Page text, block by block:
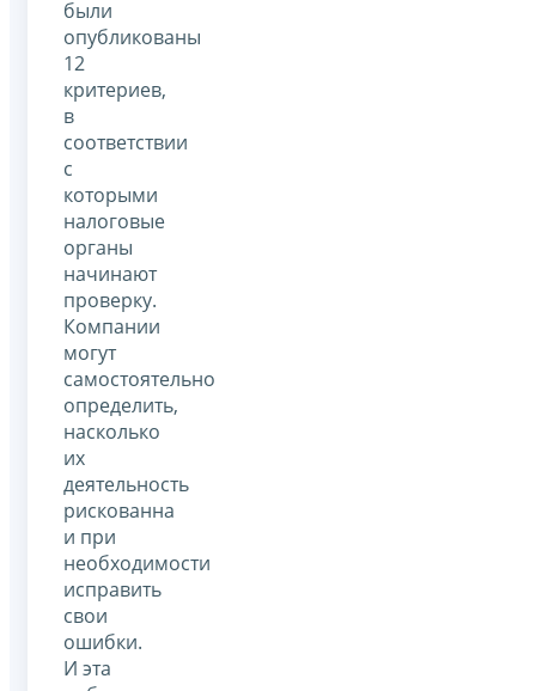
были
опубликованы
12
критериев,
в
соответствии
с
которыми
налоговые
органы
начинают
проверку.
Компании
могут
самостоятельно
определить,
насколько
их
деятельность
рискованна
и при
необходимости
исправить
свои
ошибки.
И эта